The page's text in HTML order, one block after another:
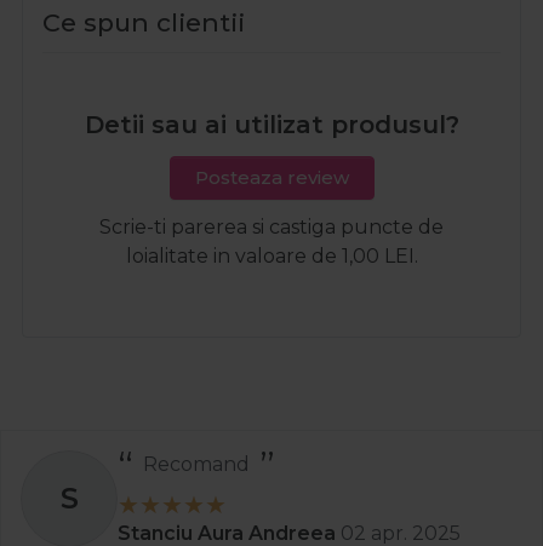
Ce spun clientii
Detii sau ai utilizat produsul?
Posteaza review
Scrie-ti parerea si castiga puncte de
loialitate in valoare de 1,00 LEI.
S
Recomand
Stanciu Aura Andreea 02 apr. 2025